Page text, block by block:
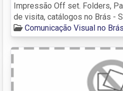
Impressão Off set. Folders,
de visita, catálogos no Brás -
Comunicação Visual no Brás